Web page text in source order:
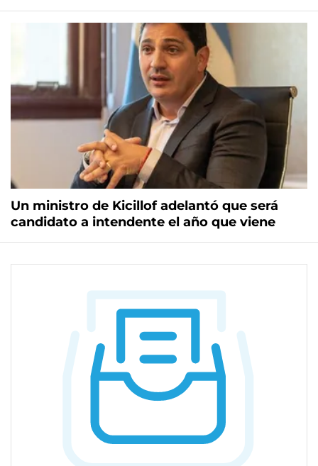
Un ministro de Kicillof adelantó que será
candidato a intendente el año que viene